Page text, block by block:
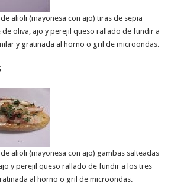
alioli (mayonesa con ajo) tiras de sepia
de oliva, ajo y perejil queso rallado de fundir a
y gratinada al horno o gril de microondas.
alioli (mayonesa con ajo) gambas salteadas
y perejil queso rallado de fundir a los tres
al horno o gril de microondas.